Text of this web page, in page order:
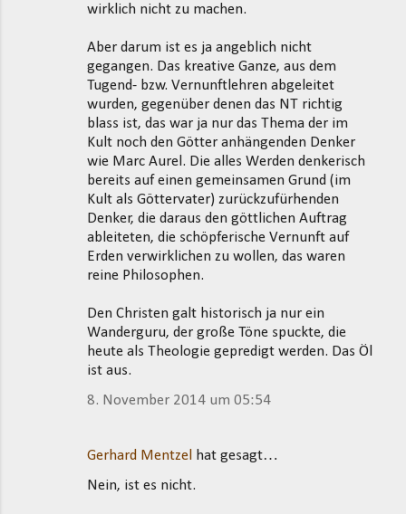
wirklich nicht zu machen.
Aber darum ist es ja angeblich nicht
gegangen. Das kreative Ganze, aus dem
Tugend- bzw. Vernunftlehren abgeleitet
wurden, gegenüber denen das NT richtig
blass ist, das war ja nur das Thema der im
Kult noch den Götter anhängenden Denker
wie Marc Aurel. Die alles Werden denkerisch
bereits auf einen gemeinsamen Grund (im
Kult als Göttervater) zurückzufürhenden
Denker, die daraus den göttlichen Auftrag
ableiteten, die schöpferische Vernunft auf
Erden verwirklichen zu wollen, das waren
reine Philosophen.
Den Christen galt historisch ja nur ein
Wanderguru, der große Töne spuckte, die
heute als Theologie gepredigt werden. Das Öl
ist aus.
8. November 2014 um 05:54
Gerhard Mentzel
hat gesagt…
Nein, ist es nicht.